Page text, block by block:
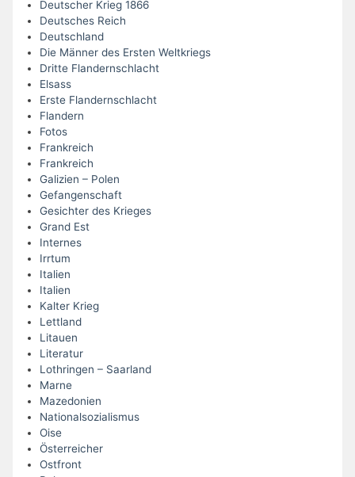
Deutscher Krieg 1866
Deutsches Reich
Deutschland
Die Männer des Ersten Weltkriegs
Dritte Flandernschlacht
Elsass
Erste Flandernschlacht
Flandern
Fotos
Frankreich
Frankreich
Galizien – Polen
Gefangenschaft
Gesichter des Krieges
Grand Est
Internes
Irrtum
Italien
Italien
Kalter Krieg
Lettland
Litauen
Literatur
Lothringen – Saarland
Marne
Mazedonien
Nationalsozialismus
Oise
Österreicher
Ostfront